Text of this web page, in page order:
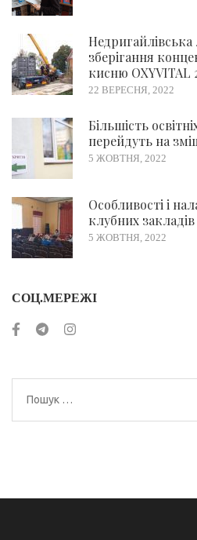
зберігання
кисню OXYVITAL
22 ВЕРЕСНЯ, 2022
Більшість
перейдуть на
5 ЖОВТНЯ, 2022
Особливості і
клубних
5 ЖОВТНЯ, 2022
СОЦ.МЕРЕЖІ
Пошук: